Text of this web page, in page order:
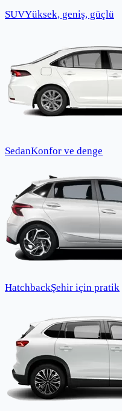
SUVYüksek, geniş, güçlü
SedanKonfor ve denge
HatchbackŞehir için pratik